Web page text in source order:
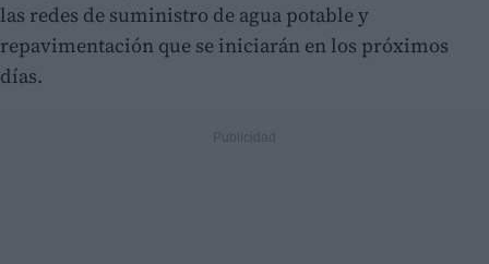
las redes de suministro de agua potable y
repavimentación que se iniciarán en los próximos
días.